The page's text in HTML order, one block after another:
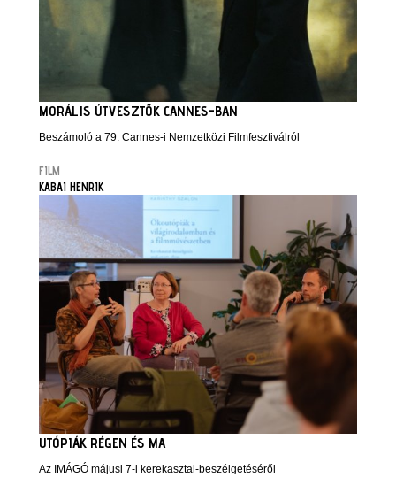
MORÁLIS ÚTVESZTŐK CANNES-BAN
Beszámoló a 79. Cannes-i Nemzetközi Filmfesztiválról
FILM
KABAI HENRIK
UTÓPIÁK RÉGEN ÉS MA
Az IMÁGÓ májusi 7-i kerekasztal-beszélgetéséről